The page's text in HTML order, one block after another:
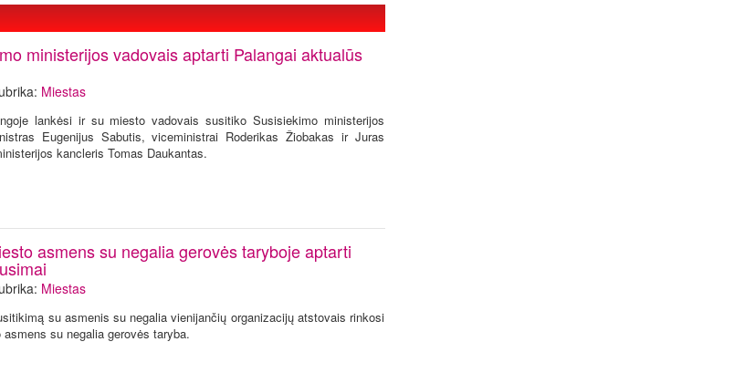
ministerijos vadovais aptarti Palangai aktualūs
Miestas
lankėsi ir su miesto vadovais susitiko Susisiekimo ministerijos
Eugenijus Sabutis, viceministrai Roderikas Žiobakas ir Juras
kancleris Tomas Daukantas.
asmens su negalia gerovės taryboje aptarti
Miestas
su asmenis su negalia vienijančių organizacijų atstovais rinkosi
su negalia gerovės taryba.